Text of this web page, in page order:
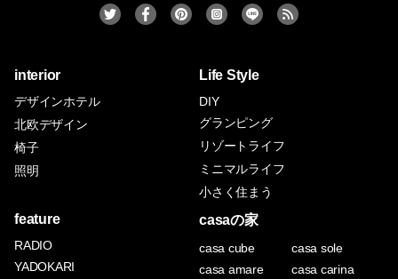
interior
デザインホテル
北欧デザイン
椅子
照明
Life Style
DIY
グランピング
リゾートライフ
ミニマルライフ
小さく住まう
feature
RADIO
YADOKARI
casaの家
casa cube
casa sole
casa amare
casa carina